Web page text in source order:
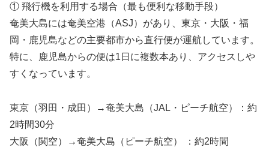
① 飛行機を利用する場合（最も便利な移動手段）
奄美大島には奄美空港（ASJ）があり、東京・大阪・福
岡・鹿児島などの主要都市から直行便が運航しています。
特に、鹿児島からの便は1日に複数本あり、アクセスしや
すくなっています。
東京（羽田・成田）→奄美大島（JAL・ピーチ航空）：約
2時間30分
大阪（関空）→奄美大島（ピーチ航空） ：約2時間